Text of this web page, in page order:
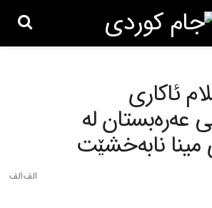
ئاکاری
عه‌ره‌بستان له‌
نابه‌خشێت